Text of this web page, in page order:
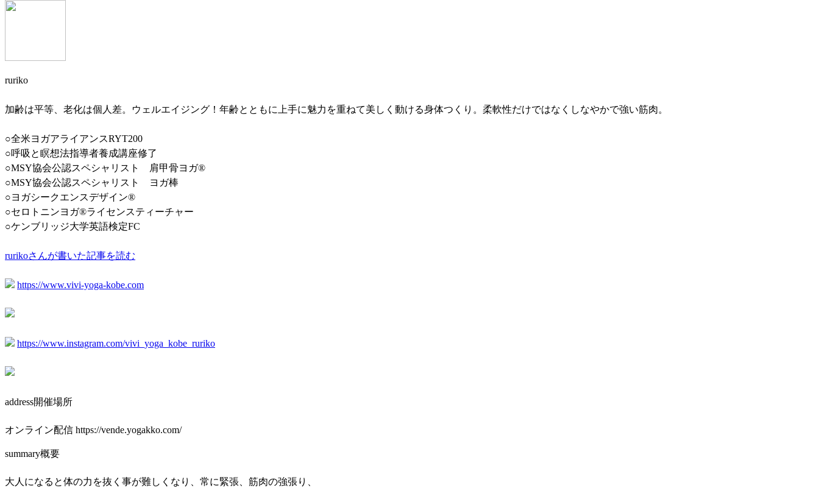
ruriko
加齢は平等、老化は個人差。ウェルエイジング！年齢とともに上手に魅力を重ねて美しく動ける身体つくり。柔軟性だけではなくしなやかで強い筋肉。
○全米ヨガアライアンスRYT200
○呼吸と瞑想法指導者養成講座修了
○MSY協会公認スペシャリスト 肩甲骨ヨガ®️
○MSY協会公認スペシャリスト ヨガ棒
○ヨガシークエンスデザイン®️
○セロトニンヨガ®️ライセンスティーチャー
○ケンブリッジ大学英語検定FC
rurikoさんが書いた記事を読む
https://www.vivi-yoga-kobe.com
https://www.instagram.com/vivi_yoga_kobe_ruriko
address開催場所
オンライン配信 https://vende.yogakko.com/
summary概要
大人になると体の力を抜く事が難しくなり、常に緊張、筋肉の強張り、